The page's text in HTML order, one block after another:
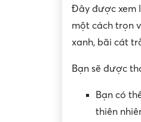
Đây được xem
một cách trọn
xanh, bãi cát
Bạn sẽ được
Bạn có
thiên